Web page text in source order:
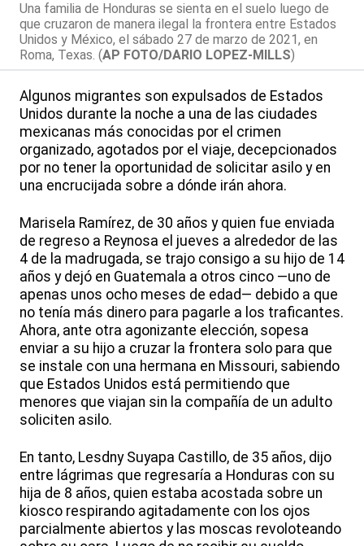
Una familia de Honduras se sienta en el suelo luego de
que cruzaron de manera ilegal la frontera entre Estados
Unidos y México, el sábado 27 de marzo de 2021, en
Roma, Texas. (AP FOTO/DARIO LOPEZ-MILLS)
Algunos migrantes son expulsados de Estados
Unidos durante la noche a una de las ciudades
mexicanas más conocidas por el crimen
organizado, agotados por el viaje, decepcionados
por no tener la oportunidad de solicitar asilo y en
una encrucijada sobre a dónde irán ahora.
Marisela Ramírez, de 30 años y quien fue enviada
de regreso a Reynosa el jueves a alrededor de las
4 de la madrugada, se trajo consigo a su hijo de 14
años y dejó en Guatemala a otros cinco —uno de
apenas unos ocho meses de edad— debido a que
no tenía más dinero para pagarle a los traficantes.
Ahora, ante otra agonizante elección, sopesa
enviar a su hijo a cruzar la frontera solo para que
se instale con una hermana en Missouri, sabiendo
que Estados Unidos está permitiendo que
menores que viajan sin la compañía de un adulto
soliciten asilo.
En tanto, Lesdny Suyapa Castillo, de 35 años, dijo
entre lágrimas que regresaría a Honduras con su
hija de 8 años, quien estaba acostada sobre un
kiosco respirando agitadamente con los ojos
parcialmente abiertos y las moscas revoloteando